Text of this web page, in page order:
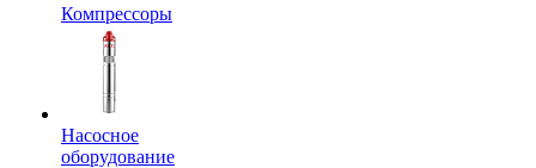
Компрессоры
Насосное
оборудование